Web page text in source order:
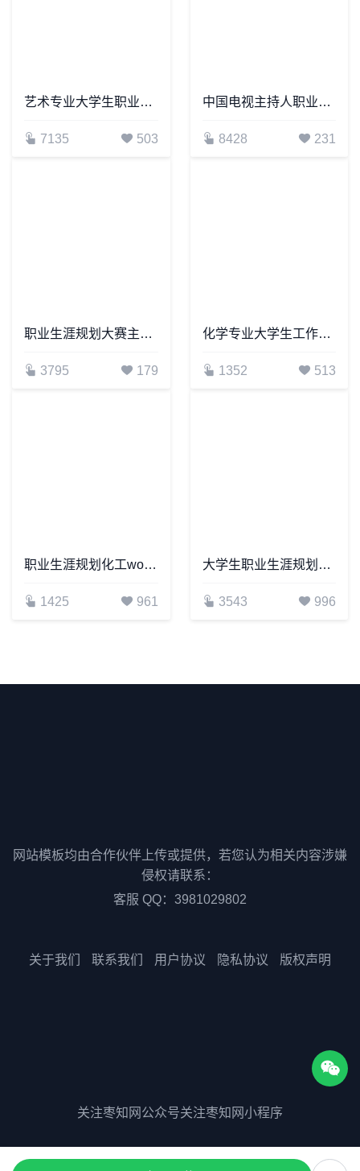
艺术专业大学生职业生涯规划书word模板
7135 503
中国电视主持人职业生涯规划
8428 231
职业生涯规划大赛主持人规划书word模板
3795 179
化学专业大学生工作生涯规划书word模板
1352 513
职业生涯规划化工word模板
1425 961
大学生职业生涯规划word模板
3543 996
网站模板均由合作伙伴上传或提供，若您认为相关内容涉嫌
侵权请联系：
客服 QQ：3981029802
关于我们 联系我们 用户协议 隐私协议 版权声明
关注枣知网公众号关注枣知网小程序